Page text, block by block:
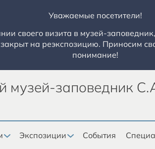
Уважаемые посетители!
своего визита в музей-
на реэкспозицию. Приносим
понимание!
музей-заповедник
Экспозиции События